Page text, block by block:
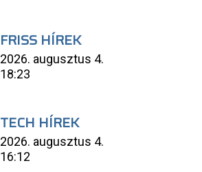
FRISS HÍREK
2026. augusztus 4.
18:23
TECH HÍREK
2026. augusztus 4.
16:12